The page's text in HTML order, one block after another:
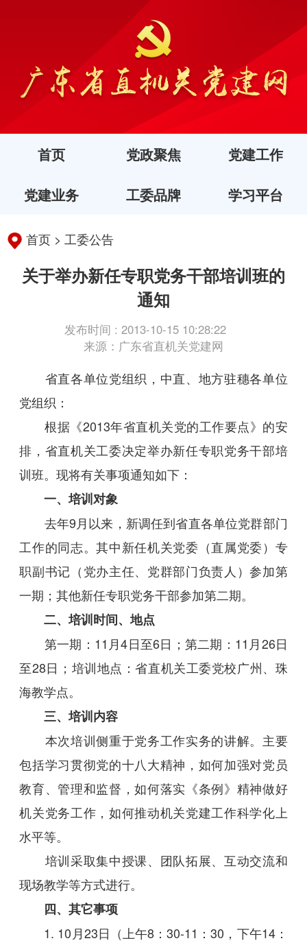
首页 党政聚焦 党建工作
党建业务 工委品牌 学习平台
首页 > 工委公告
关于举办新任专职党务干部培训班的
通知
发布时间 : 2013-10-15 10:28:22
来源：广东省直机关党建网
省直各单位党组织，中直、地方驻穗各单位
党组织：
根据《2013年省直机关党的工作要点》的安
排，省直机关工委决定举办新任专职党务干部培
训班。现将有关事项通知如下：
一、培训对象
去年9月以来，新调任到省直各单位党群部门
工作的同志。其中新任机关党委（直属党委）专
职副书记（党办主任、党群部门负责人）参加第
一期；其他新任专职党务干部参加第二期。
二、培训时间、地点
第一期：11月4日至6日；第二期：11月26日
至28日；培训地点：省直机关工委党校广州、珠
海教学点。
三、培训内容
本次培训侧重于党务工作实务的讲解。主要
包括学习贯彻党的十八大精神，如何加强对党员
教育、管理和监督，如何落实《条例》精神做好
机关党务工作，如何推动机关党建工作科学化上
水平等。
培训采取集中授课、团队拓展、互动交流和
现场教学等方式进行。
四、其它事项
1. 10月23日（上午8：30-11：30，下午14：